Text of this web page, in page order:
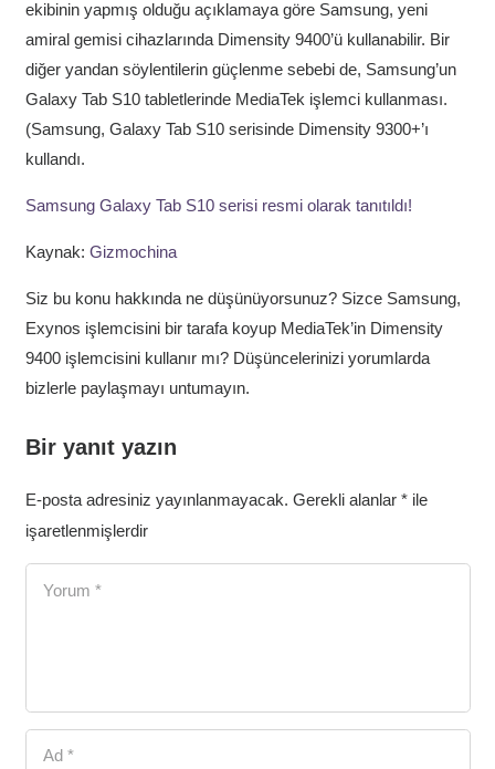
ekibinin yapmış olduğu açıklamaya göre Samsung, yeni
amiral gemisi cihazlarında Dimensity 9400’ü kullanabilir. Bir
diğer yandan söylentilerin güçlenme sebebi de, Samsung’un
Galaxy Tab S10 tabletlerinde MediaTek işlemci kullanması.
(Samsung, Galaxy Tab S10 serisinde Dimensity 9300+’ı
kullandı.
Samsung Galaxy Tab S10 serisi resmi olarak tanıtıldı!
Kaynak: Gizmochina
Siz bu konu hakkında ne düşünüyorsunuz? Sizce Samsung,
Exynos işlemcisini bir tarafa koyup MediaTek’in Dimensity
9400 işlemcisini kullanır mı? Düşüncelerinizi yorumlarda
bizlerle paylaşmayı untumayın.
Bir yanıt yazın
E-posta adresiniz yayınlanmayacak. Gerekli alanlar *ile
işaretlenmişlerdir